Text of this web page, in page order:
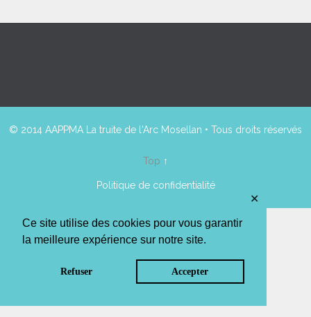
Ce site utilise des cookies pour vous garantir
la meilleure expérience sur notre site.
Refuser Accepter
✕
© 2014 AAPPMA La truite de l'Arc Mosellan • Tous droits réservés
Top ↑
Politique de confidentialité